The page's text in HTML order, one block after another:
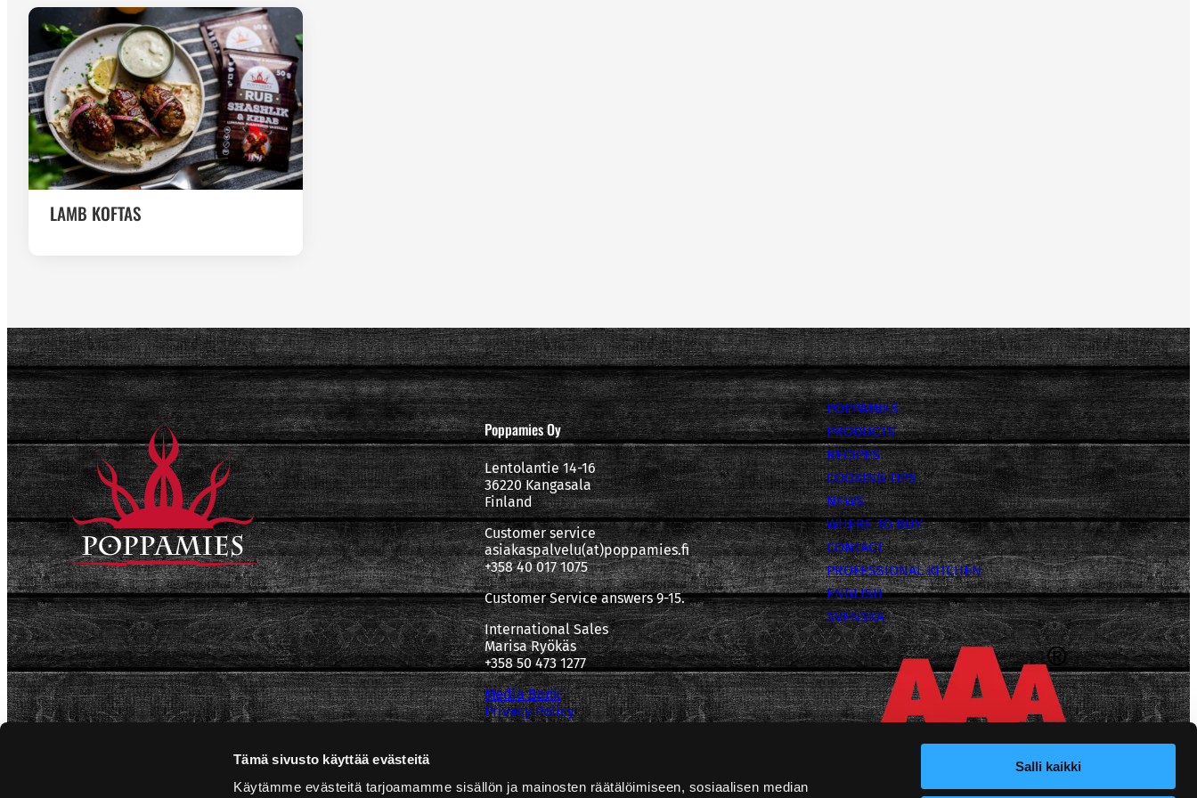
Tämä sivusto käyttää evästeitä
Käytämme evästeitä tarjoamamme sisällön ja mainosten räätälöimiseen, sosiaalisen median
Salli kaikki
LAMB KOFTAS
Poppamies Oy
Lentolantie 14-16
36220 Kangasala
Finland
Customer service
asiakaspalvelu(at)poppamies.fi
+358 40 017 1075
Customer Service answers 9-15.
International Sales
Marisa Ryökäs
+358 50 473 1277
Media Bank
Privacy Policy
POPPAMIES
PRODUCTS
RECIPES
COOKING TIPS
NEWS
WHERE TO BUY
CONTACT
PROFESSIONAL KITCHEN
ENGLISH
SVENSKA